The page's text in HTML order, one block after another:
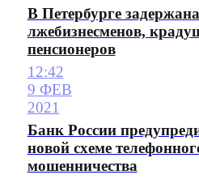
В Петербурге
лжебизнесменов,
пенсионеров
12:42
9 ФЕВ
2021
Банк России
новой схеме
мошенничества